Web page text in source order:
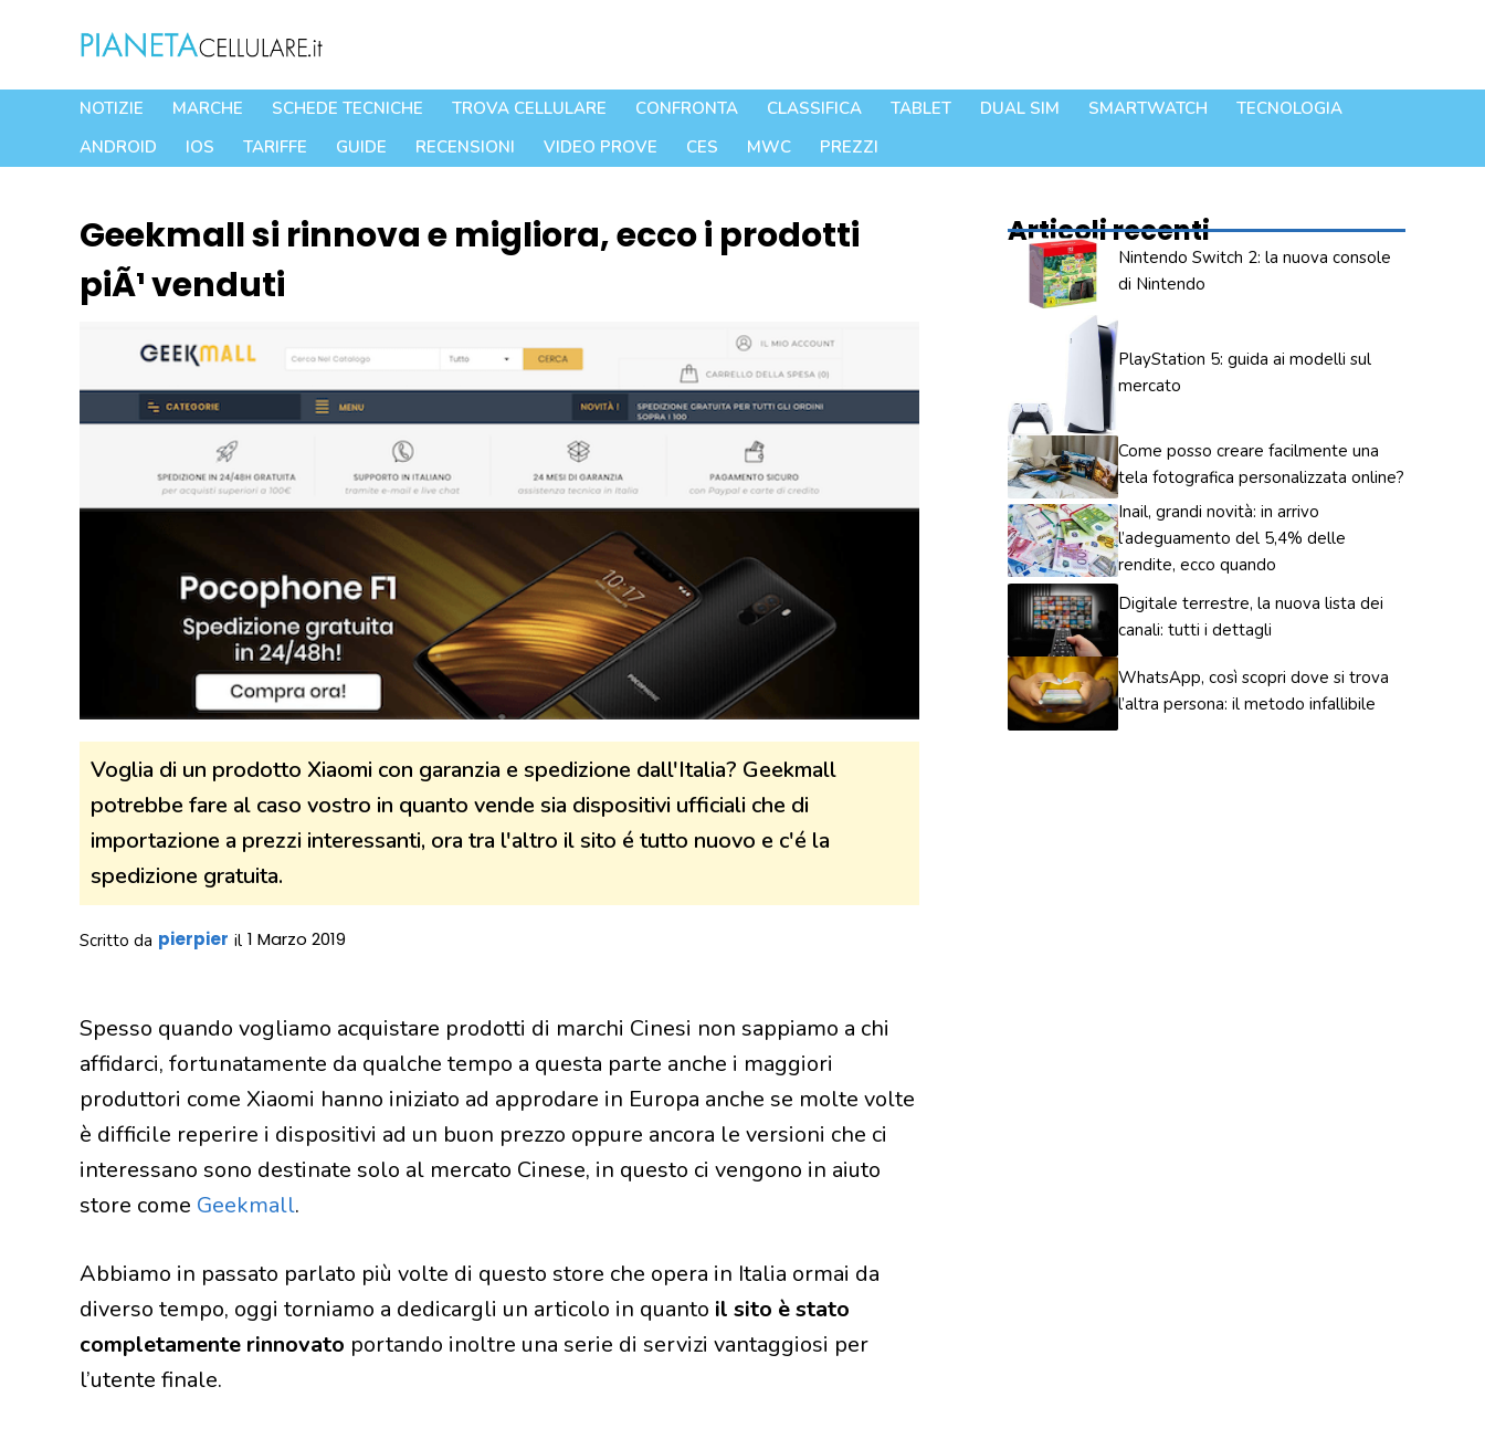
contenuto
NOTIZIE MARCHE SCHEDE TECNICHE TROVA CELLULARE CONFRONTA CLASSIFICA TABLET DUAL SIM SMARTWATCH
TECNOLOGIA
ANDROID
IOS TARIFFE GUIDE RECENSIONI VIDEO PROVE CES MWC PREZZI
Geekmall si rinnova e migliora, ecco i prodotti
piÃ¹ venduti
Voglia di un prodotto Xiaomi con garanzia e spedizione dall'Italia? Geekmall
potrebbe fare al caso vostro in quanto vende sia dispositivi ufficiali che di
importazione a prezzi interessanti, ora tra l'altro il sito é tutto nuovo e c'é la
spedizione gratuita.
Scritto da pierpier il 1 Marzo 2019
Spesso quando vogliamo acquistare prodotti di marchi Cinesi non sappiamo a chi
affidarci, fortunatamente da qualche tempo a questa parte anche i maggiori
produttori come Xiaomi hanno iniziato ad approdare in Europa anche se molte volte
è difficile reperire i dispositivi ad un buon prezzo oppure ancora le versioni che ci
interessano sono destinate solo al mercato Cinese, in questo ci vengono in aiuto
store come Geekmall.
Abbiamo in passato parlato più volte di questo store che opera in Italia ormai da
diverso tempo, oggi torniamo a dedicargli un articolo in quanto il sito è stato
completamente rinnovato portando inoltre una serie di servizi vantaggiosi per
l’utente finale.
Articoli recenti
Nintendo Switch 2: la nuova console
di Nintendo
PlayStation 5: guida ai modelli sul
mercato
Come posso creare facilmente una
tela fotografica personalizzata online?
Inail, grandi novità: in arrivo
l’adeguamento del 5,4% delle
rendite, ecco quando
Digitale terrestre, la nuova lista dei
canali: tutti i dettagli
WhatsApp, così scopri dove si trova
l’altra persona: il metodo infallibile